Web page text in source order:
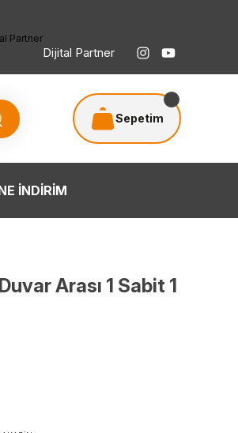
Dijital Partner
Sepetim
İNDİRİM
Arası 1 Sabit 1